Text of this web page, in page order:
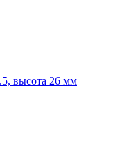
высота 26 мм